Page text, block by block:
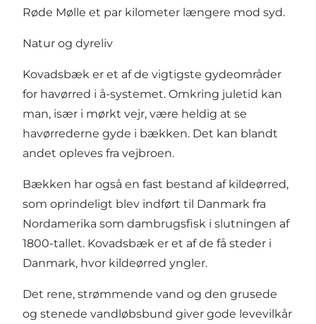
Røde Mølle et par kilometer længere mod syd.
Natur og dyreliv
Kovadsbæk er et af de vigtigste gydeområder
for havørred i å-systemet. Omkring juletid kan
man, især i mørkt vejr, være heldig at se
havørrederne gyde i bækken. Det kan blandt
andet opleves fra vejbroen.
Bækken har også en fast bestand af kildeørred,
som oprindeligt blev indført til Danmark fra
Nordamerika som dambrugsfisk i slutningen af
1800-tallet. Kovadsbæk er et af de få steder i
Danmark, hvor kildeørred yngler.
Det rene, strømmende vand og den grusede
og stenede vandløbsbund giver gode levevilkår